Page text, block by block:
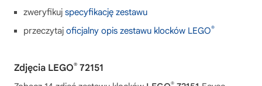
zweryfikuj specyfikację zestawu
przeczytaj oficjalny opis zestawu klocków LEGO®
Zdjęcia LEGO® 72151
®